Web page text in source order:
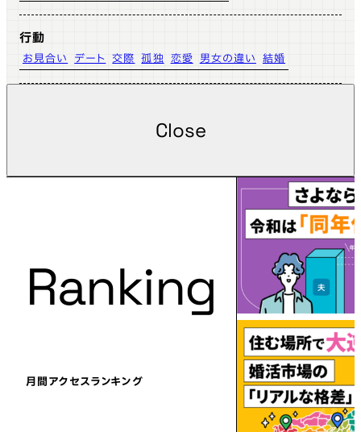
行動
お見合い デート 交際 孤独 恋愛 男女の違い 結婚
Close
Ranking
月間アクセスランキング